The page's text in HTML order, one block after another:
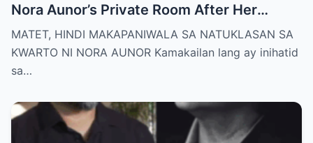
Nora Aunor’s Private Room After Her
De@th – The Whole Family Stunned by the
Unthinkable!
MATET, HINDI MAKAPANIWALA SA NATUKLASAN SA
KWARTO NI NORA AUNOR Kamakailan lang ay inihatid
sa…